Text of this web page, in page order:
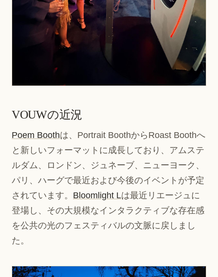
VOUWの近況
Poem Boothは、Portrait BoothからRoast Boothへ
と新しいフォーマットに成長しており、アムステ
ルダム、ロンドン、ジュネーブ、ニューヨーク、
パリ、ハーグで最近および今後のイベントが予定
されています。 Bloomlight Lは最近リエージュに
登場し、その大規模なインタラクティブな存在感
を公共の光のフェスティバルの文脈に戻しまし
た。